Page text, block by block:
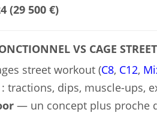
(29 500 €)
VS CAGE
street workout (C8, C12,
tractions, dips, muscle-ups,
— un concept plus proche